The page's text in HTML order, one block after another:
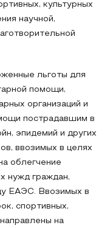
культурных
научной,
льготы для
помощи,
организаций и
пострадавшим в
эпидемий и других
ввозимых в целях
облегчение
нужд граждан,
ЕАЭС. Ввозимых в
спортивных,
на